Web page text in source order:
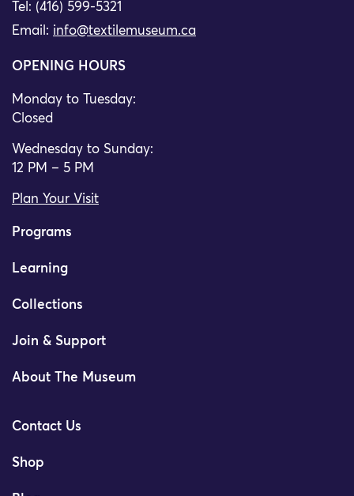
Tel: (416) 599-5321
Email: info@textilemuseum.ca
OPENING HOURS
Monday to Tuesday:
Closed
Wednesday to Sunday:
12 PM – 5 PM
Plan Your Visit
Programs
Learning
Collections
Join & Support
About The Museum
Contact Us
Shop